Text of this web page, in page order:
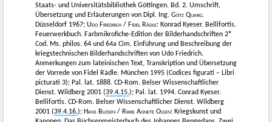
Staats- und Universitätsbibliothek Göttingen. Bd. 2. Umschrift,
Übersetzung und Erläuterungen von Dipl. Ing. Götz Quarg.
Düsseldorf 1967; Udo Friedrich / Fidel Rädle: Konrad Kyeser. Bellifortis.
Feuerwerkbuch. Farbmikrofiche-Edition der Bilderhandschriften 2º
Cod. Ms. philos. 64 und 64a Cim. Einführung und Beschreibung der
kriegstechnischen Bilderhandschriften von Udo Friedrich.
Anmerkungen zum lateinischen Text, Transkription und Übersetzung
der Vorrede von Fidel Rädle. München 1995 (Codices figurati – Libri
picturati 3); Pal. lat. 1888. CD-Rom. Belser Wissenschaftlicher
Dienst. Wildberg 2001 (39.4.15.); Pal. lat. 1994. Conrad Kyeser.
Bellifortis. CD-Rom. Belser Wissenschaftlicher Dienst. Wildberg
2001 (39.4.16.); Hans Blosen / Rikke Agnete Olsen: Kriegskunst und